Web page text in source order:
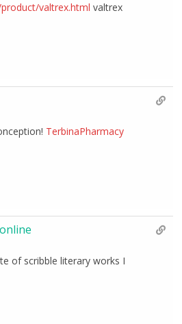
valtrex.html valtrex
TerbinaPharmacy
of scribble literary works I